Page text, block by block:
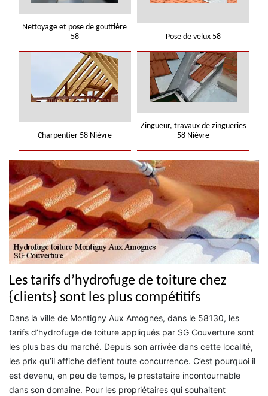
Nettoyage et pose de gouttière
58
Pose de velux 58
Charpentier 58 Nièvre
Zingueur, travaux de zingueries
58 Nièvre
Les tarifs d’hydrofuge de toiture chez
{clients} sont les plus compétitifs
Dans la ville de Montigny Aux Amognes, dans le 58130, les
tarifs d’hydrofuge de toiture appliqués par SG Couverture sont
les plus bas du marché. Depuis son arrivée dans cette localité,
les prix qu’il affiche défient toute concurrence. C’est pourquoi il
est devenu, en peu de temps, le prestataire incontournable
dans son domaine. Pour les propriétaires qui souhaitent